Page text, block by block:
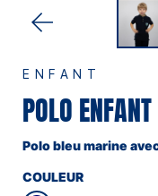
ENFANT
POLO
Polo bleu marine
COULEUR